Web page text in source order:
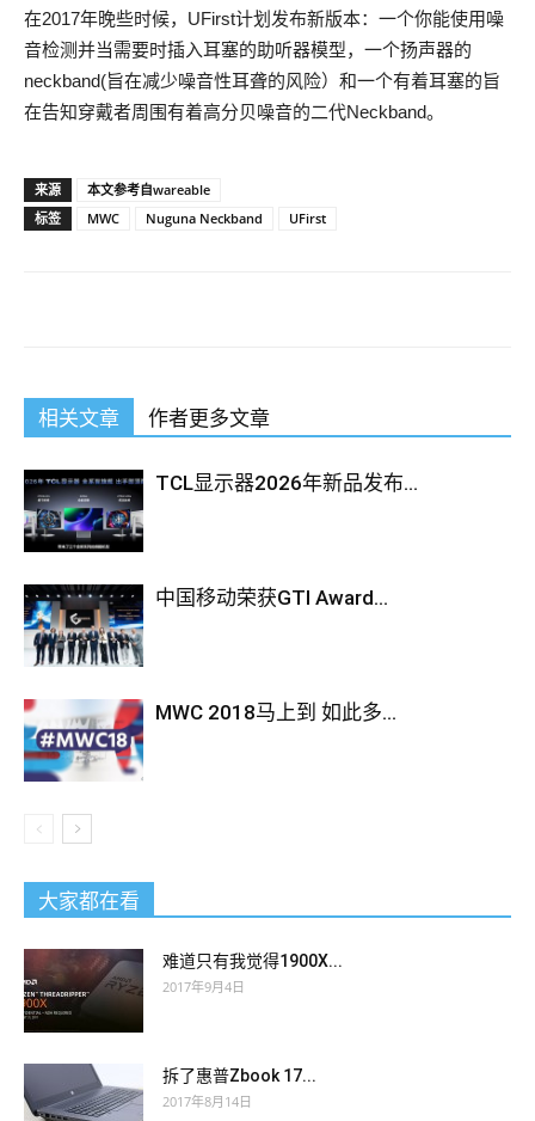
在2017年晚些时候，UFirst计划发布新版本：一个你能使用噪
音检测并当需要时插入耳塞的助听器模型，一个扬声器的
neckband(旨在减少噪音性耳聋的风险）和一个有着耳塞的旨
在告知穿戴者周围有着高分贝噪音的二代Neckband。
来源
本文参考自wareable
标签
MWC Nuguna Neckband UFirst
相关文章 作者更多文章
TCL显示器2026年新品发布...
中国移动荣获GTI Award...
MWC 2018马上到 如此多...
大家都在看
难道只有我觉得1900X...
2017年9月4日
拆了惠普Zbook 17...
2017年8月14日